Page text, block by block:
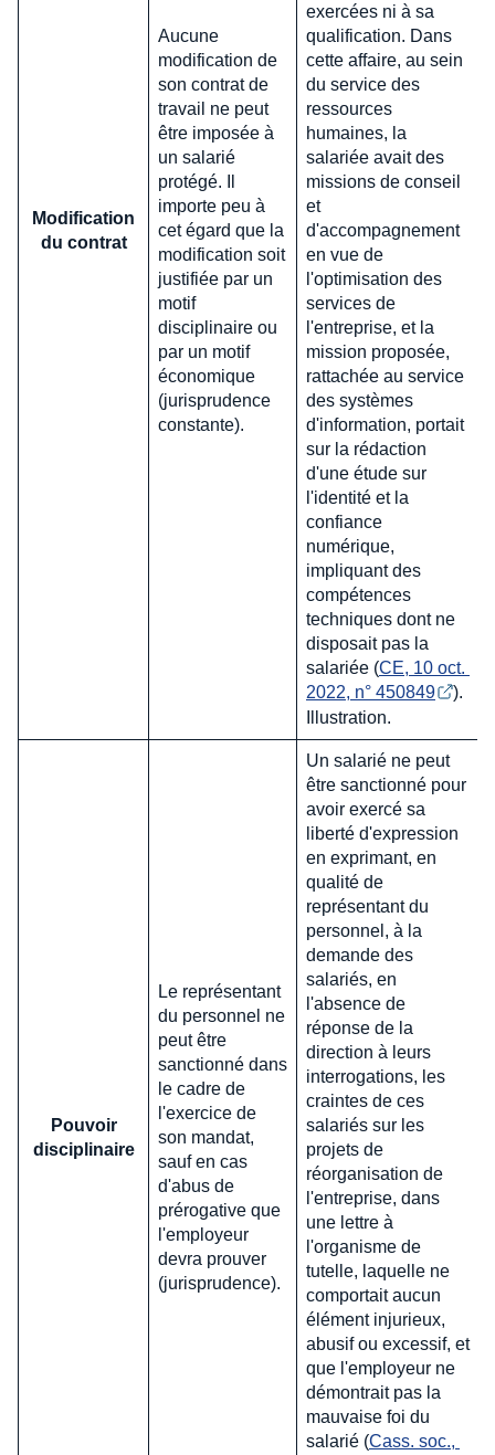
Modification
du contrat
Aucune
modification de
son contrat de
travail ne peut
être imposée à
un salarié
protégé. Il
importe peu à
cet égard que la
modification soit
justifiée par un
motif
disciplinaire ou
par un motif
économique
(jurisprudence
constante).
exercées ni à sa
qualification. Dans
cette affaire, au sein
du service des
ressources
humaines, la
salariée avait des
missions de conseil
et
d'accompagnement
en vue de
l'optimisation des
services de
l'entreprise, et la
mission proposée,
rattachée au service
des systèmes
d'information, portait
sur la rédaction
d'une étude sur
l'identité et la
confiance
numérique,
impliquant des
compétences
techniques dont ne
disposait pas la
salariée (CE, 10 oct.
2022, n° 450849
).
Illustration.
Pouvoir
disciplinaire
Le représentant
du personnel ne
peut être
sanctionné dans
le cadre de
l'exercice de
son mandat,
sauf en cas
d'abus de
prérogative que
l'employeur
devra prouver
(jurisprudence).
Un salarié ne peut
être sanctionné pour
avoir exercé sa
liberté d'expression
en exprimant, en
qualité de
représentant du
personnel, à la
demande des
salariés, en
l'absence de
réponse de la
direction à leurs
interrogations, les
craintes de ces
salariés sur les
projets de
réorganisation de
l'entreprise, dans
une lettre à
l'organisme de
tutelle, laquelle ne
comportait aucun
élément injurieux,
abusif ou excessif, et
que l'employeur ne
démontrait pas la
mauvaise foi du
salarié (Cass. soc.,